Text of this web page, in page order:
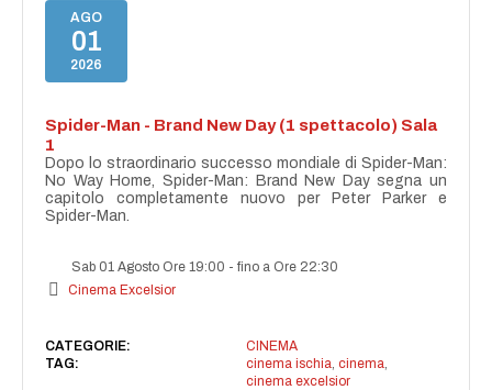
AGO
01
2026
Spider-Man - Brand New Day (1 spettacolo) Sala
1
Dopo lo straordinario successo mondiale di Spider-Man:
No Way Home, Spider-Man: Brand New Day segna un
capitolo completamente nuovo per Peter Parker e
Spider-Man.
Sab 01 Agosto Ore 19:00 -fino a Ore 22:30
Cinema Excelsior
CATEGORIE:
CINEMA
TAG:
cinema ischia cinema
cinema excelsior